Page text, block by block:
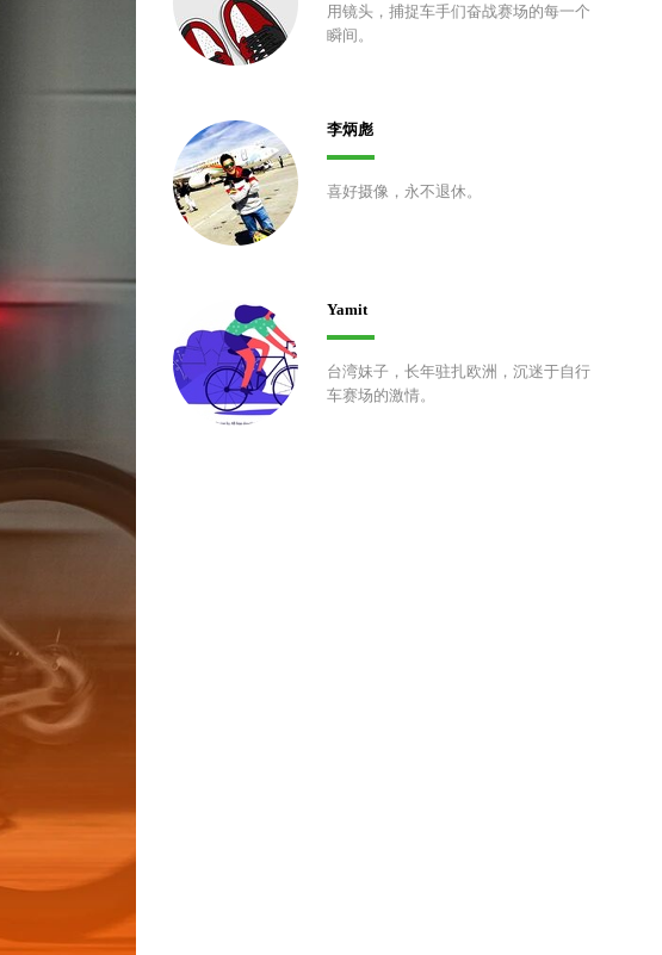
用镜头，捕捉车手们奋战赛场的每一个
瞬间。
李炳彪
喜好摄像，永不退休。
Yamit
台湾妹子，长年驻扎欧洲，沉迷于自行
车赛场的激情。